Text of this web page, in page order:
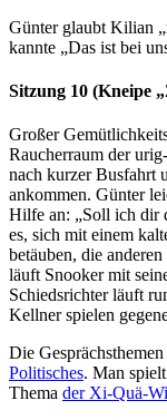
Günter glaubt Kilian
kannte „Das ist bei
Sitzung 10 (Kneipe
Großer
Raucherraum der
nach kurzer Busfahrt
ankommen. Günter
Hilfe an: „Soll ich dir
es, sich mit einem
betäuben, die
läuft Snooker mit
Schiedsrichter läuft
Kellner spielen
Die
Politisches. Man
Thema der Xi-Quä-